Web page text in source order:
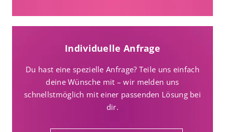
Individuelle Anfrage
Du hast eine spezielle Anfrage? Teile uns einfach
deine Wünsche mit – wir melden uns
schnellstmöglich mit einer passenden Lösung bei
dir.